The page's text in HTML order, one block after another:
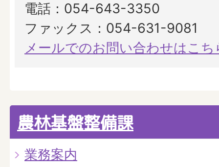
電話：054-643-3350
ファックス：054-631-9081
メールでのお問い合わせはこち
農林基盤整備課
業務案内